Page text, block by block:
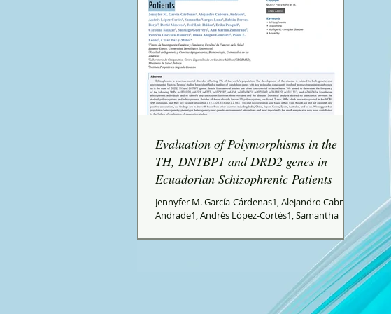
Evaluation of Polymorphisms in the
TH, DNTBP1 and DRD2 genes in
Ecuadorian Schizophrenic Patients
Jennyfer M. García-Cárdenas1, Alejandro Cabrera-
Andrade1, Andrés López-Cortés1, Samantha